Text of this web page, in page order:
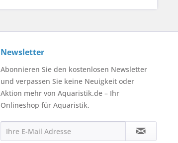
Newsletter
Abonnieren Sie den kostenlosen Newsletter
und verpassen Sie keine Neuigkeit oder
Aktion mehr von Aquaristik.de – Ihr
Onlineshop für Aquaristik.